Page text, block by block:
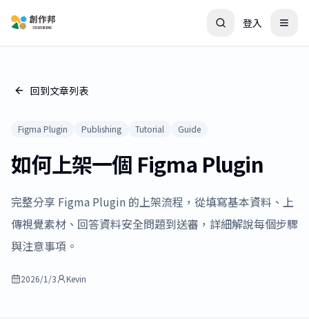
登入
回到文章列表
Figma Plugin Publishing Tutorial Guide
如何上架一個 Figma Plugin
完整分享 Figma Plugin 的上架流程，從填寫基本資料、上
傳視覺素材、回答資料安全問題到送審，詳細解說每個步驟
與注意事項。
2026/1/3 Kevin